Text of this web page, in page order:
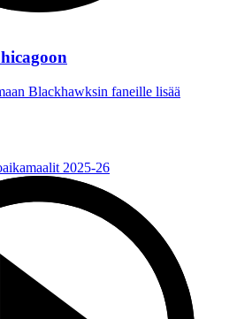
Blackhawksin faneille lisää